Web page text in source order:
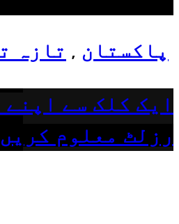
پاکستان , تازہ
ایک کلک سے اپنے
رزلٹ معلوم کریں